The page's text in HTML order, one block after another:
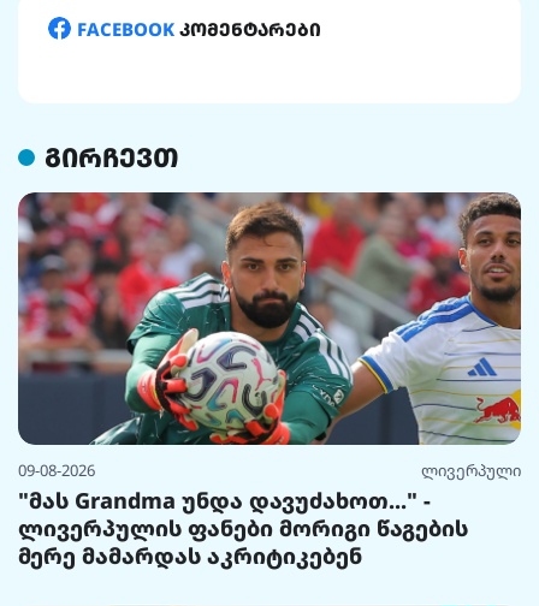
FACEBOOK კომენტარები
გირჩევთ
09-08-2026 ლივერპული
"მას Grandma უნდა დავუძახოთ..." -
ლივერპულის ფანები მორიგი წაგების
მერე მამარდას აკრიტიკებენ